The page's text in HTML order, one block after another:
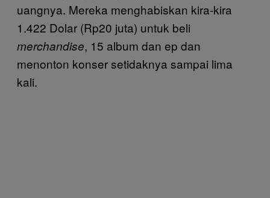
uangnya. Mereka menghabiskan kira-kira
1.422 Dolar (Rp20 juta) untuk beli
merchandise, 15 album dan ep dan
menonton konser setidaknya sampai lima
kali.